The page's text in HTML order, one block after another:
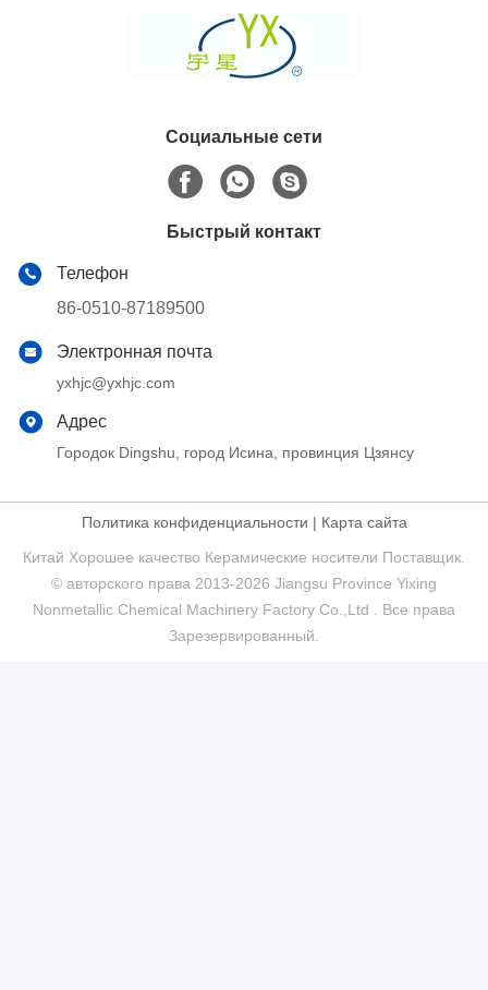
Социальные сети
Быстрый контакт
Телефон
86-0510-87189500
Электронная почта
yxhjc@yxhjc.com
Адрес
Городок Dingshu, город Исина, провинция Цзянсу
Политика конфиденциальности | Карта сайта
Китай Хорошее качество Керамические носители Поставщик.
© авторского права 2013-2026 Jiangsu Province Yixing
Nonmetallic Chemical Machinery Factory Co.,Ltd . Все права
Зарезервированный.